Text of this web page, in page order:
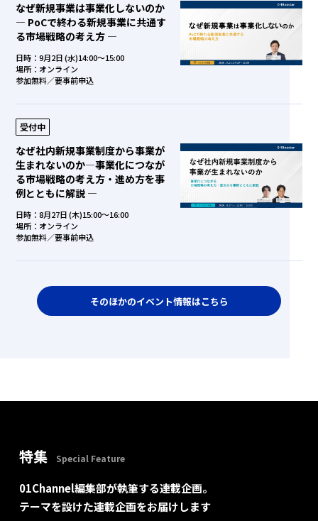
なぜ新規事業は事業化しないのか
― PoCで終わる新規事業に共通す
る市場戦略の考え方 ―
日時：9月2日 (水)14:00～15:00
場所：オンライン
参加無料／要事前申込
受付中
なぜ社内新規事業制度から事業が
生まれないのか―事業化につなが
る市場戦略の考え方・進め方を事
例とともに解説 ―
日時：8月27日 (木)15:00～16:00
場所：オンライン
参加無料／要事前申込
そのほかのイベント情報はこちら
特集 Special Feature
01Channel編集部が執筆する連載企画。
テーマを設けた連載企画をお届けします